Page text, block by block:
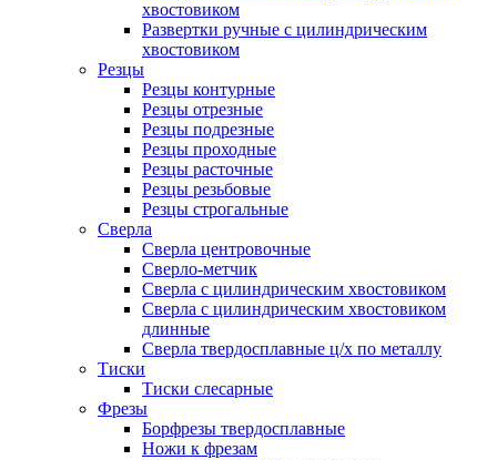
хвостовиком
Развертки ручные с цилиндрическим
хвостовиком
Резцы
Резцы контурные
Резцы отрезные
Резцы подрезные
Резцы проходные
Резцы расточные
Резцы резьбовые
Резцы строгальные
Сверла
Сверла центровочные
Сверло-метчик
Сверла с цилиндрическим хвостовиком
Сверла с цилиндрическим хвостовиком
длинные
Сверла твердосплавные ц/х по металлу
Тиски
Тиски слесарные
Фрезы
Борфрезы твердосплавные
Ножи к фрезам